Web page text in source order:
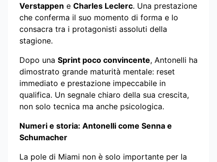
Verstappen e Charles Leclerc. Una prestazione
che conferma il suo momento di forma e lo
consacra tra i protagonisti assoluti della
stagione.
Dopo una Sprint poco convincente, Antonelli ha
dimostrato grande maturità mentale: reset
immediato e prestazione impeccabile in
qualifica. Un segnale chiaro della sua crescita,
non solo tecnica ma anche psicologica.
Numeri e storia: Antonelli come Senna e
Schumacher
La pole di Miami non è solo importante per la